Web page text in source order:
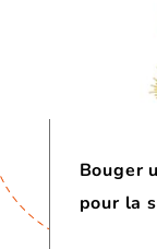
Bouger
pour la